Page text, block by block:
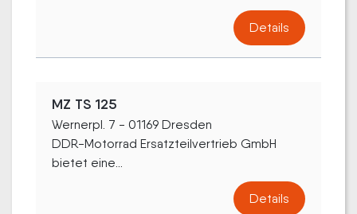
Details
MZ TS 125
Wernerpl. 7 - 01169 Dresden
DDR-Motorrad Ersatzteilvertrieb GmbH
bietet eine...
Details